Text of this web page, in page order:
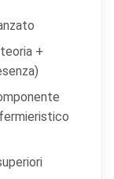
+
modificano
layout).
con il
o aggregata.